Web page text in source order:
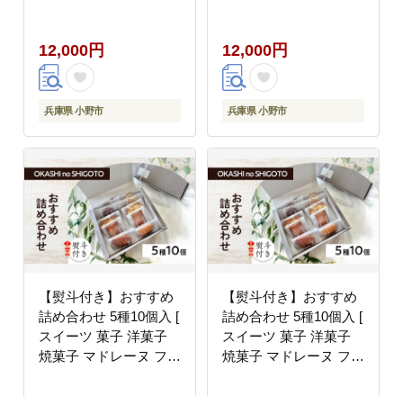
キ ギフト プレゼント ]
12,000円
兵庫県 小野市
キ ギフト プレゼント ]
12,000円
兵庫県 小野市
【熨斗付き】おすすめ
詰め合わせ 5種10個入 [
スイーツ 菓子 洋菓子
焼菓子 マドレーヌ フィ
【熨斗付き】おすすめ
詰め合わせ 5種10個入 [
スイーツ 菓子 洋菓子
焼菓子 マドレーヌ フィ